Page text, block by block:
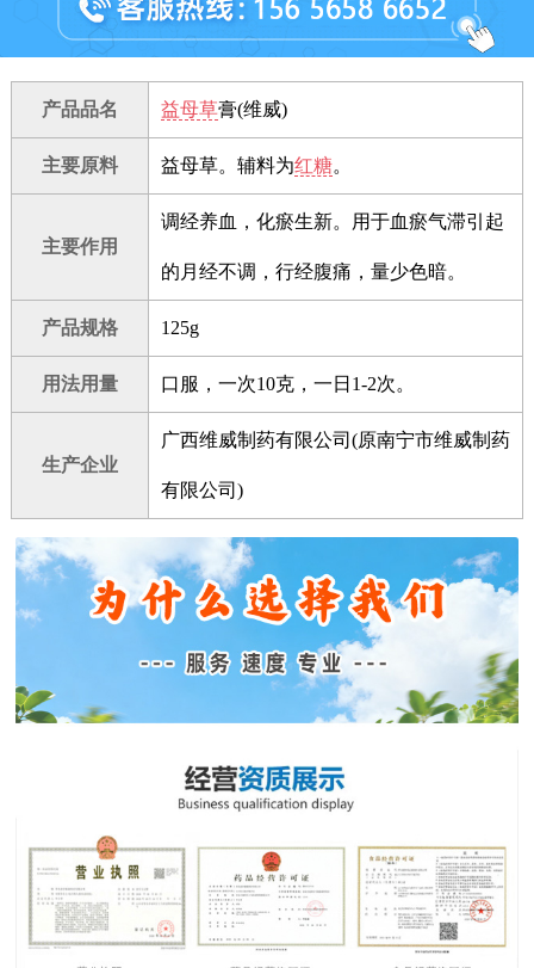
产品品名 益母草膏(维威)
主要原料 益母草。辅料为红糖。
主要作用
调经养血，化瘀生新。用于血瘀气滞引起
的月经不调，行经腹痛，量少色暗。
产品规格 125g
用法用量 口服，一次10克，一日1-2次。
生产企业
广西维威制药有限公司(原南宁市维威制药
有限公司)